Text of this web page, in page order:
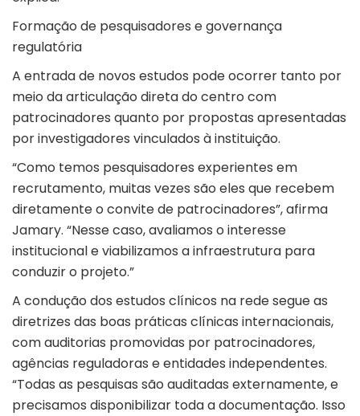
Formação de pesquisadores e governança
regulatória
A entrada de novos estudos pode ocorrer tanto por
meio da articulação direta do centro com
patrocinadores quanto por propostas apresentadas
por investigadores vinculados à instituição.
“Como temos pesquisadores experientes em
recrutamento, muitas vezes são eles que recebem
diretamente o convite de patrocinadores”, afirma
Jamary. “Nesse caso, avaliamos o interesse
institucional e viabilizamos a infraestrutura para
conduzir o projeto.”
A condução dos estudos clínicos na rede segue as
diretrizes das boas práticas clínicas internacionais,
com auditorias promovidas por patrocinadores,
agências reguladoras e entidades independentes.
“Todas as pesquisas são auditadas externamente, e
precisamos disponibilizar toda a documentação. Isso